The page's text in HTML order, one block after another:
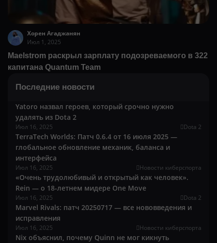
Хорен Агаджанян
Июл 1, 2025
Maelstrom раскрыл зарплату подозреваемого в 322
капитана Quantum Team
Последние новости
Yatoro назвал героев, который срочно нужно
удалять из Dota 2
Июл 16, 2025 Dota 2
TerraTech Worlds: Патч 0.6.4 от 16 июля 2025 —
глобальное обновление механик, баланса и
интерфейса
Июл 16, 2025 Новости киберспорта
«Очень трудолюбивый и открытый как человек».
Rein — о 18-летнем мидере One Move
Июл 16, 2025 Dota 2
Marvel Rivals: патч 20250717 — все нововведения и
исправления
Июл 16, 2025 Новости киберспорта
Nix объяснил, почему Quinn не мог кикнуть